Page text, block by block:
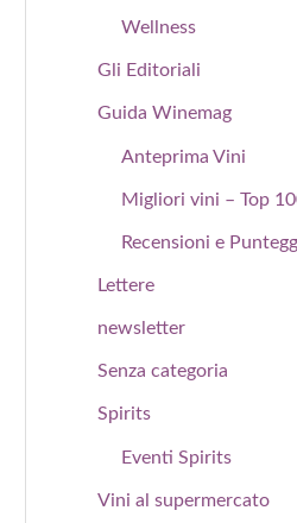
Wellness
Gli Editoriali
Guida Winemag
Anteprima Vini
Migliori vini – Top
Recensioni e
Lettere
newsletter
Senza categoria
Spirits
Eventi Spirits
Vini al supermercato